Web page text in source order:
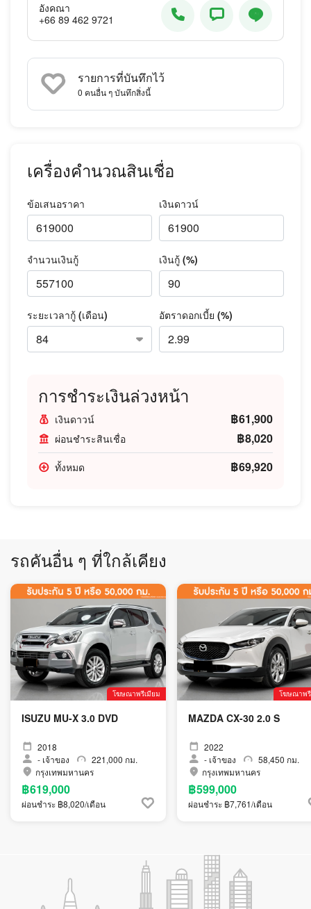
อังคณา
+66 89 462 9721
รายการที่บันทึกไว้
0 คนอื่น ๆ บันทึกสิ่งนี้
เครื่องคำนวณสินเชื่อ
ข้อเสนอราคา เงินดาวน์
จำนวนเงินกู้ เงินกู้ (%)
ระยะเวลากู้ (เดือน) อัตราดอกเบี้ย (%)
การชำระเงินล่วงหน้า
เงินดาวน์ ฿61,900
ผ่อนชำระสินเชื่อ ฿8,020
ทั้งหมด ฿69,920
รถคันอื่น ๆ ที่ใกล้เคียง
โฆษณาพรีเมียม
ISUZU MU-X 3.0 DVD
2018
- เจ้าของ
221,000 กม.
กรุงเทพมหานคร
฿619,000
ผ่อนชำระ ฿8,020/เดือน
โฆษณาพ
MAZDA CX-30 2.0 S
2022
- เจ้าของ
58,450 กม.
กรุงเทพมหานคร
฿599,000
ผ่อนชำระ ฿7,761/เดือน